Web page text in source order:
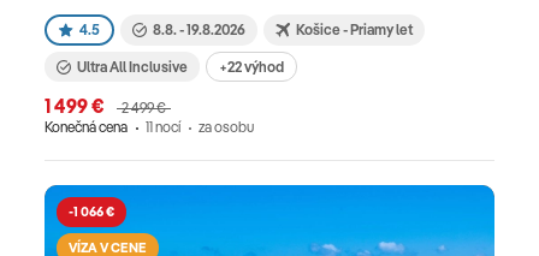
4.5 8.8. - 19.8.2026 Košice - Priamy let
Ultra All Inclusive +22 výhod
1 499 €
2 499 €
Konečná cena
11 nocí za osobu
-1 066 €
VÍZA V CENE